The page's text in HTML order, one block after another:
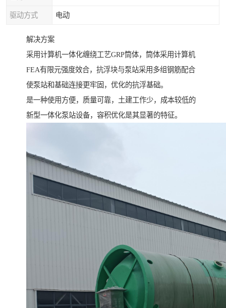
驱动方式 电动
解决方案
采用计算机一体化缠绕工艺GRP筒体，筒体采用计算机
FEA有限元强度效合，抗浮块与泵站采用多组钢筋配合
使泵站和基础连接更牢固，优化的抗浮基础。
是一种使用方便，质量可靠，土建工作少，成本较低的
新型一体化泵站设备，容积优化是其显著的特征。